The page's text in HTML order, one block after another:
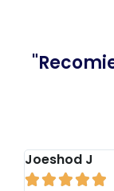
Joeshod J
